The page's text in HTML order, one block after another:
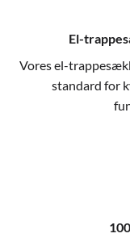
El-
Vores el-
standard for